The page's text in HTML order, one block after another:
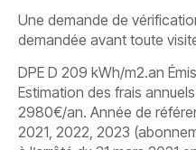
Une demande de
demandée avant toute
DPE D 209 kWh/m2.an
Estimation des frais
2980€/an. Année de
2021, 2022, 2023